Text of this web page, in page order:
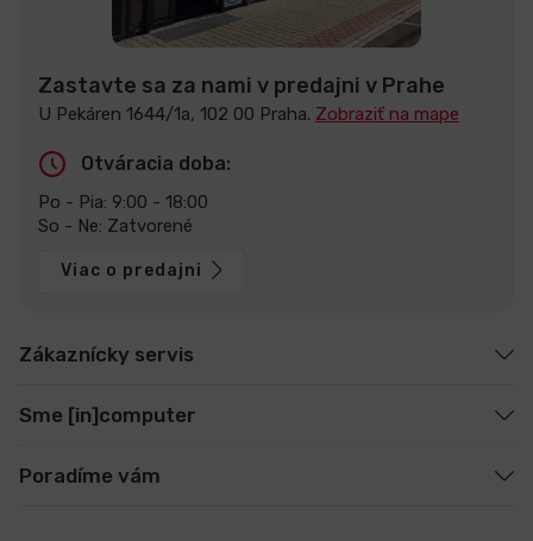
Zastavte sa za nami v predajni v Prahe
U Pekáren 1644/1a, 102 00 Praha. Zobraziť na mape
Otváracia doba:
Po - Pia: 9:00 - 18:00
So - Ne: Zatvorené
Viac o predajni
Zákaznícky servis
Sme [in]computer
Poradíme vám